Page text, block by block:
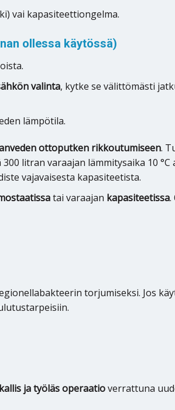
vai kapasiteettiongelma.
ollessa käytössä)
valinta, kytke se välittömästi
lämpötila.
ottoputken rikkoutumiseen.
litran varaajan lämmitysaika 10 °C
vajavaisesta kapasiteetista.
tai varaajan kapasiteetissa.
torjumiseksi. Jos
kallis ja työläs operaatioverrattuna